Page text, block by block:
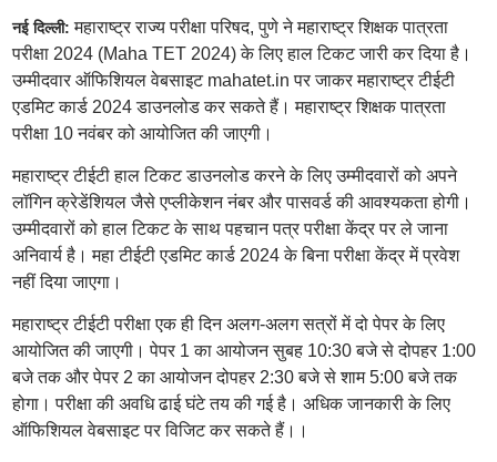
नई दिल्ली:महाराष्ट्र राज्य परीक्षा परिषद, पुणे ने महाराष्ट्र शिक्षक पात्रता
परीक्षा 2024 (Maha TET 2024) के लिए हाल टिकट जारी कर दिया है।
उम्मीदवार ऑफिशियल वेबसाइट mahatet.in पर जाकर महाराष्ट्र टीईटी
एडमिट कार्ड 2024 डाउनलोड कर सकते हैं। महाराष्ट्र शिक्षक पात्रता
परीक्षा 10 नवंबर को आयोजित की जाएगी।
महाराष्ट्र टीईटी हाल टिकट डाउनलोड करने के लिए उम्मीदवारों को अपने
लॉगिन क्रेडेंशियल जैसे एप्लीकेशन नंबर और पासवर्ड की आवश्यकता होगी।
उम्मीदवारों को हाल टिकट के साथ पहचान पत्र परीक्षा केंद्र पर ले जाना
अनिवार्य है। महा टीईटी एडमिट कार्ड 2024 के बिना परीक्षा केंद्र में प्रवेश
नहीं दिया जाएगा।
महाराष्ट्र टीईटी परीक्षा एक ही दिन अलग-अलग सत्रों में दो पेपर के लिए
आयोजित की जाएगी। पेपर 1 का आयोजन सुबह 10:30 बजे से दोपहर 1:00
बजे तक और पेपर 2 का आयोजन दोपहर 2:30 बजे से शाम 5:00 बजे तक
होगा। परीक्षा की अवधि ढाई घंटे तय की गई है। अधिक जानकारी के लिए
ऑफिशियल वेबसाइट पर विजिट कर सकते हैं।।